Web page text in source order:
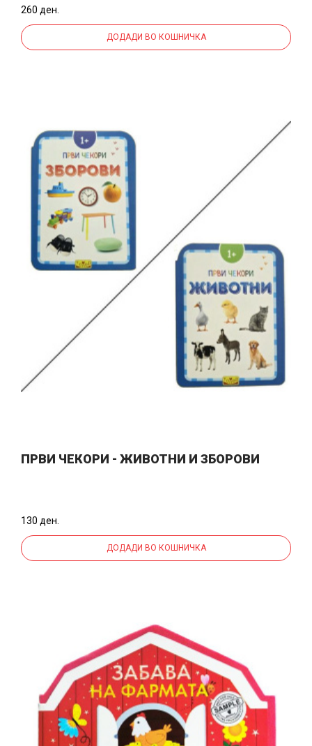
260 ден.
ДОДАДИ ВО КОШНИЧКА
ПРВИ ЧЕКОРИ - ЖИВОТНИ И ЗБОРОВИ
130 ден.
ДОДАДИ ВО КОШНИЧКА